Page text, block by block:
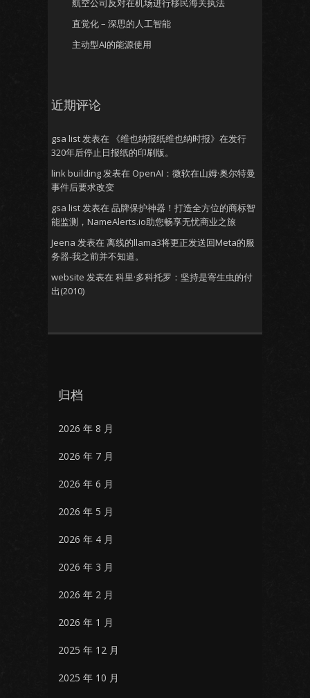
航空公司反对在机场进行移民海关执法
直觉化 – 深思的人工智能
主动型AI的能源使用
近期评论
gsa list发表在
《维也纳报纸维也纳时报》在发行
320年后停止日报纸的印刷版。
link building发表在 OpenAI：微软在山姆·奥尔特曼
事件后要求改变
gsa list发表在 品牌保护神器！打造全方位的商标智
能监测，NameAlerts.io助您畅享无忧商业之旅
Jeena 发表在 离线的llama3将更正发送回Meta的服
务器-我之前并不知道。
website 发表在 科里·多科托罗：坚持是寄生虫的付
出(2010)
归档
2026 年 8 月
2026 年 7 月
2026 年 6 月
2026 年 5 月
2026 年 4 月
2026 年 3 月
2026 年 2 月
2026 年 1 月
2025 年 12 月
2025 年 10 月